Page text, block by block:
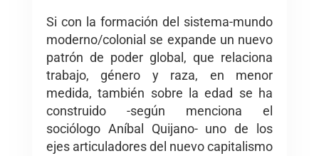
Si con la formación del sistema-mundo
moderno/colonial se expande un nuevo
patrón de poder global, que relaciona
trabajo, género y raza, en menor
medida, también sobre la edad se ha
construido -según menciona el
sociólogo Aníbal Quijano- uno de los
ejes articuladores del nuevo capitalismo